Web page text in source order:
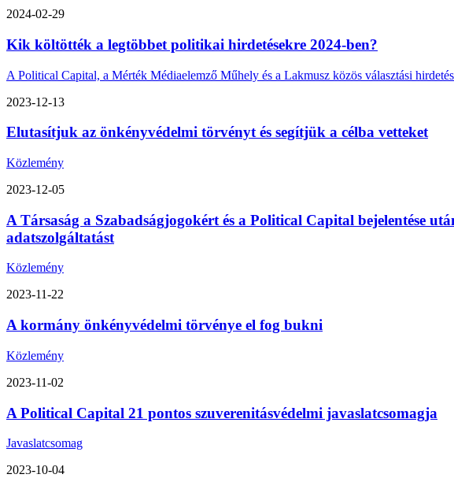
2024-02-29
Kik költötték a legtöbbet politikai hirdetésekre 2024-ben?
A Political Capital, a Mérték Médiaelemző Műhely és a Lakmusz közös választási
2023-12-13
Elutasítjuk az önkényvédelmi törvényt és segítjük a célba vetteket
Közlemény
2023-12-05
A Társaság a Szabadságjogokért és a Political Capital bejelentése
adatszolgáltatást
Közlemény
2023-11-22
A kormány önkényvédelmi törvénye el fog bukni
Közlemény
2023-11-02
A Political Capital 21 pontos szuverenitásvédelmi javaslatcsomagja
Javaslatcsomag
2023-10-04